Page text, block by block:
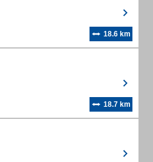
18.6 km
18.7 km